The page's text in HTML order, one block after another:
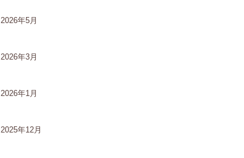
2026年5月
2026年3月
2026年1月
2025年12月